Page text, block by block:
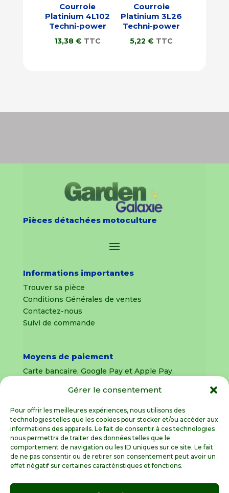
Gérer le consentement
Pour offrir les meilleures expériences, nous utilisons des
technologies telles que les cookies pour stocker et/ou accéder aux
informations des appareils. Le fait de consentir à ces technologies
nous permettra de traiter des données telles que le
comportement de navigation ou les ID uniques sur ce site. Le fait
de ne pas consentir ou de retirer son consentement peut avoir un
effet négatif sur certaines caractéristiques et fonctions.
Courroie
Platinium 4L102
Techni-power
13,38€ TTC
Courroie
Platinium 3L26
Techni-power
5,22€ TTC
Pièces détachées motoculture
Informations importantes
Trouver sa pièce
Conditions Générales de ventes
Contactez-nous
Suivi de commande
Moyens de paiement
Carte bancaire, Google Pay et Apple Pay.
uniquement
Livraison sous 8 jours pour les pièces
détachées
Livraisons sous 15 jours pour les outillages de
jardin (sous réserve de stock disponible)